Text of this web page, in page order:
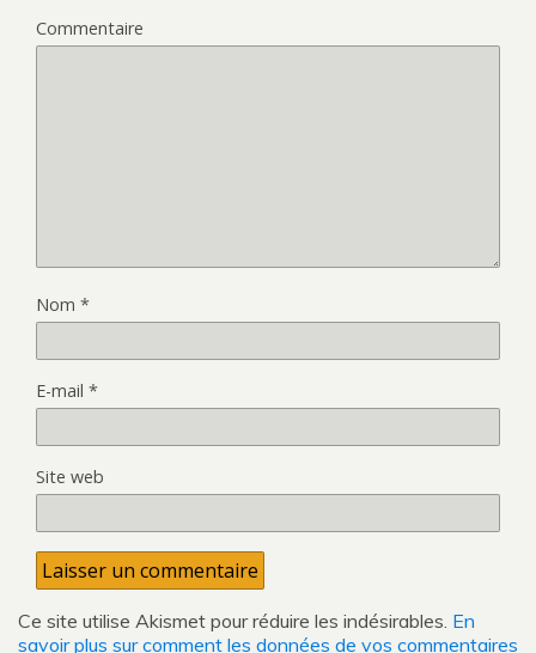
Commentaire
Nom *
E-mail *
Site web
Ce site utilise Akismet pour réduire les indésirables. En
savoir plus sur comment les données de vos commentaires